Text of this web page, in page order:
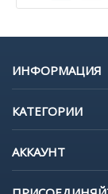
ИНФОРМАЦИЯ
КАТЕГОРИИ
АККАУНТ